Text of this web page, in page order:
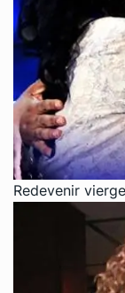
Redevenir